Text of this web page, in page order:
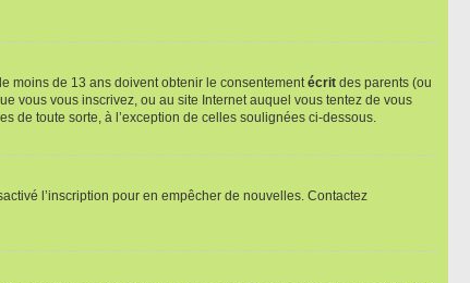
moins de 13 ans doivent obtenir le consentementécrit des parents (ou
vous vous inscrivez, ou au site Internet auquel vous tentez de vous
de toute sorte, à l’exception de celles soulignées ci-dessous.
l’inscription pour en empêcher de nouvelles. Contactez